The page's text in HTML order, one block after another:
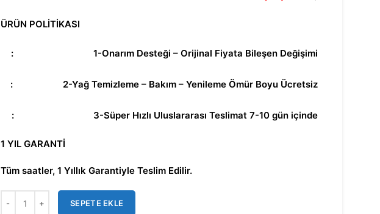
ÜRÜN POLİTİKASI
: 1-Onarım Desteği – Orijinal Fiyata Bileşen Değişimi
: 2-Yağ Temizleme – Bakım – Yenileme Ömür Boyu Ücretsiz
: 3-Süper Hızlı Uluslararası Teslimat 7-10 gün içinde
1 YIL GARANTİ
Tüm saatler, 1 Yıllık Garantiyle Teslim Edilir.
SEPETE EKLE